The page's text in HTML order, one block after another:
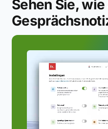
Sehen Sie, wie